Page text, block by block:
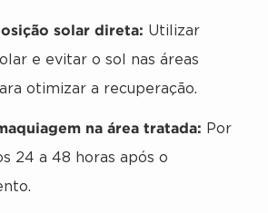
solar direta: Utilizar
e evitar o sol nas áreas
otimizar a recuperação.
na área tratada: Por
24 a 48 horas após o